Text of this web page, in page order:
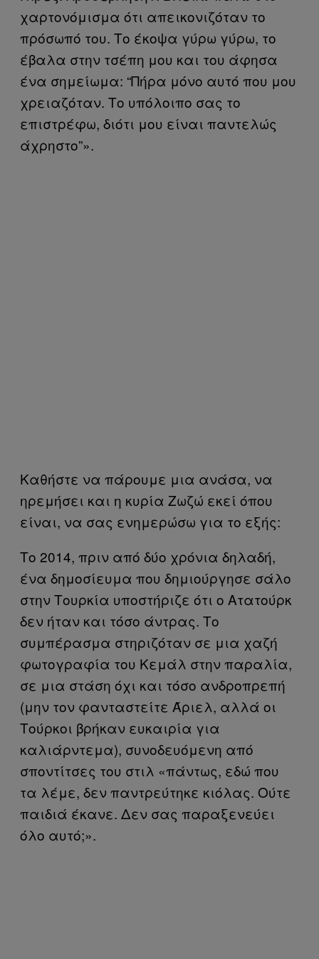
χαρτονόμισμα ότι απεικονιζόταν το
πρόσωπό του. Το έκοψα γύρω γύρω, το
έβαλα στην τσέπη μου και του άφησα
ένα σημείωμα: “Πήρα μόνο αυτό που μου
χρειαζόταν. Το υπόλοιπο σας το
επιστρέφω, διότι μου είναι παντελώς
άχρηστο”».
Καθήστε να πάρουμε μια ανάσα, να
ηρεμήσει και η κυρία Ζωζώ εκεί όπου
είναι, να σας ενημερώσω για το εξής:
Το 2014, πριν από δύο χρόνια δηλαδή,
ένα δημοσίευμα που δημιούργησε σάλο
στην Τουρκία υποστήριζε ότι ο Ατατούρκ
δεν ήταν και τόσο άντρας. Το
συμπέρασμα στηριζόταν σε μια χαζή
φωτογραφία του Κεμάλ στην παραλία,
σε μια στάση όχι και τόσο ανδροπρεπή
(μην τον φανταστείτε Άριελ, αλλά οι
Τούρκοι βρήκαν ευκαιρία για
καλιάρντεμα), συνοδευόμενη από
σποντίτσες του στιλ «πάντως, εδώ που
τα λέμε, δεν παντρεύτηκε κιόλας. Ούτε
παιδιά έκανε. Δεν σας παραξενεύει
όλο αυτό;».